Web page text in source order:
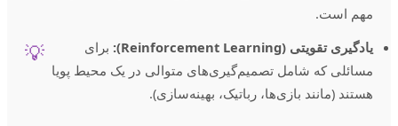
مهم است.
💡 یادگیری تقویتی (Reinforcement Learning):
برای
مسائلی که شامل تصمیم‌گیری‌های متوالی در یک محیط پویا
هستند (مانند بازی‌ها، رباتیک، بهینه‌سازی).